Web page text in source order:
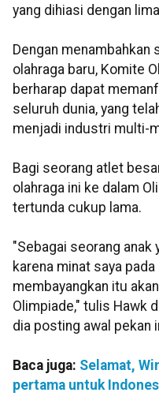
yang dihiasi dengan
Dengan
olahraga baru, Komite
berharap dapat
seluruh dunia, yang
menjadi industri multi-
Bagi seorang atlet
olahraga ini ke dalam
tertunda cukup lama.
"Sebagai seorang
karena minat saya
membayangkan itu
Olimpiade," tulis Hawk
dia posting awal pekan
Baca juga: Selamat,
pertama untuk